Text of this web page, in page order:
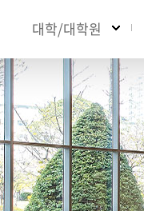
대학/대학원